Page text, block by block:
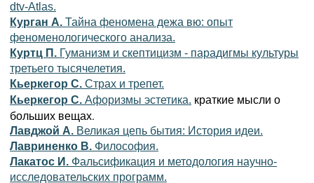
dtv-Atlas.
Курган А. Тайна феномена дежа вю: опыт
феноменологического анализа.
Куртц П. Гуманизм и скептицизм - парадигмы культуры
третьего тысячелетия.
Кьеркегор C. Страх и трепет.
Кьеркегор C. Афоризмы эстетика. краткие мысли о
больших вещах.
Лавджой А. Великая цепь бытия: История идеи.
Лавриненко В. Философия.
Лакатос И. Фальсификация и методология научно-
исследовательских программ.